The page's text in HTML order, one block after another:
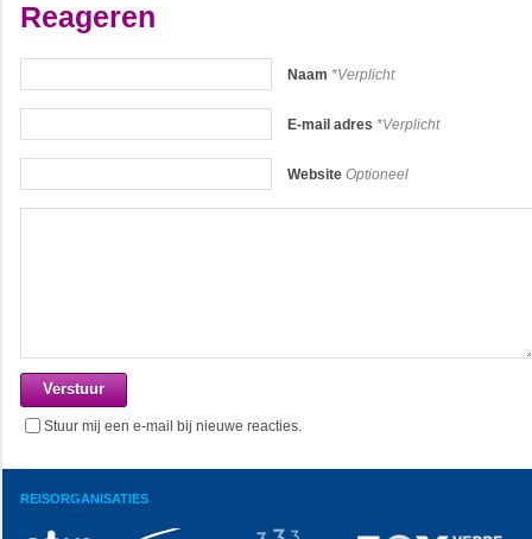
Reageren
Naam *Verplicht
E-mail adres *Verplicht
Website Optioneel
Stuur mij een e-mail bij nieuwe reacties.
REISORGANISATIES